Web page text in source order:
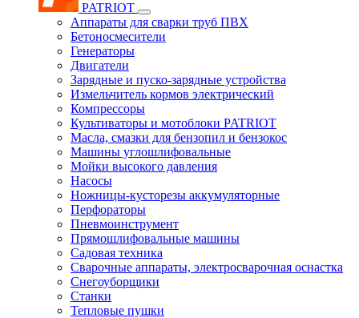
PATRIOT
Аппараты для сварки труб ПВХ
Бетоносмесители
Генераторы
Двигатели
Зарядные и пуско-зарядные устройства
Измельчитель кормов электрический
Компрессоры
Культиваторы и мотоблоки PATRIOT
Масла, смазки для бензопил и бензокос
Машины углошлифовальные
Мойки высокого давления
Насосы
Ножницы-кусторезы аккумуляторные
Перфораторы
Пневмоинструмент
Прямошлифовальные машины
Садовая техника
Сварочные аппараты, электросварочная оснастка
Снегоуборщики
Станки
Тепловые пушки